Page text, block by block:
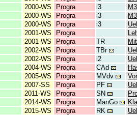
2000-WS Progra i3
2000-WS Progra i3
2000-WS Progra i3
2001-WS Progra
2001-WS Progra TR
2002-WS Progra TBr
2002-WS Progra i2
2004-WS Progra CAd
2005-WS Progra MVdv
2007-SS Progra PF
2011-WS Progra SN
2014-WS Progra ManGo
2015-WS Progra RK